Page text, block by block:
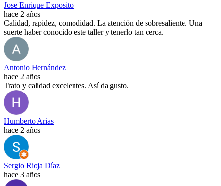
Jose Enrique Exposito
hace 2 años
Calidad, rapidez, comodidad. La atención de sobresaliente. Una
suerte haber conocido este taller y tenerlo tan cerca.
Antonio Hernández
hace 2 años
Trato y calidad excelentes. Así da gusto.
Humberto Arias
hace 2 años
Sergio Rioja Díaz
hace 3 años